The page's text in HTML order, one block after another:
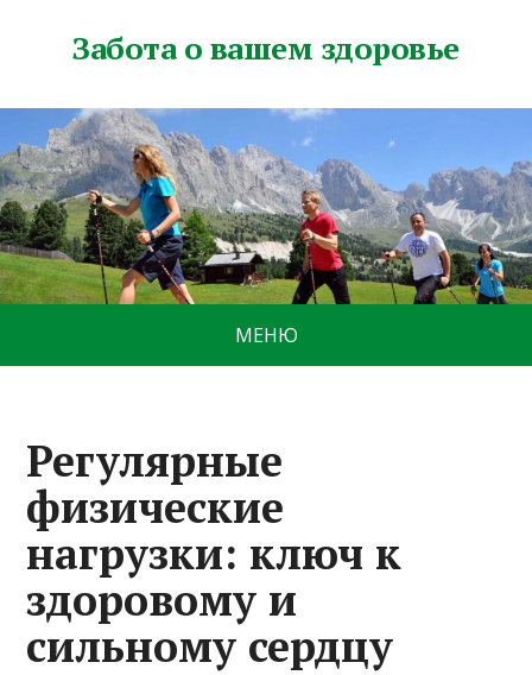
Забота о вашем здоровье
МЕНЮ
Регулярные
физические
нагрузки: ключ к
здоровому и
сильному сердцу